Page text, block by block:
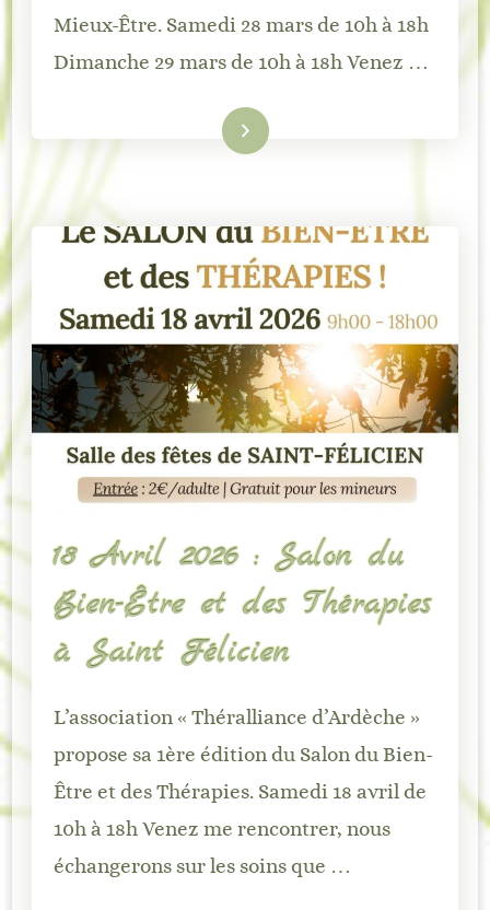
Mieux-Être. Samedi 28 mars de 10h à 18h
Dimanche 29 mars de 10h à 18h Venez …
Lire la suite
18 Avril 2026 : Salon du
Bien-Être et des Thérapies
à Saint Félicien
L’association « Théralliance d’Ardèche »
propose sa 1ère édition du Salon du Bien-
Être et des Thérapies. Samedi 18 avril de
10h à 18h Venez me rencontrer, nous
échangerons sur les soins que …